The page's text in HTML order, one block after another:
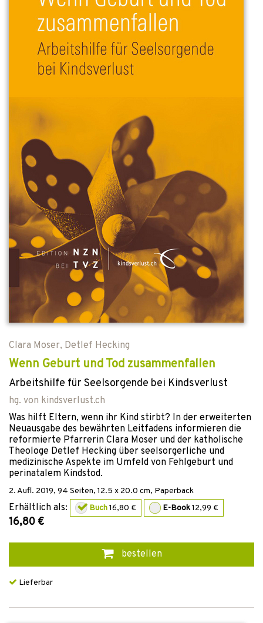
Clara Moser, Detlef Hecking
Wenn Geburt und Tod zusammenfallen
Arbeitshilfe für Seelsorgende bei Kindsverlust
hg. von kindsverlust.ch
Was hilft Eltern, wenn ihr Kind stirbt? In der erweiterten
Neuausgabe des bewährten Leitfadens informieren die
reformierte Pfarrerin Clara Moser und der katholische
Theologe Detlef Hecking über seelsorgerliche und
medizinische Aspekte im Umfeld von Fehlgeburt und
perinatalem Kindstod.
2. Aufl. 2019, 94 Seiten, 12.5 x 20.0 cm, Paperback
Erhältlich als: Buch16,80 € E-Book12,99 €
16,80 €
bestellen
Lieferbar